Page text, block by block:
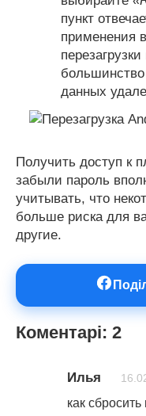
пункт
применения
данных
Получить доступ к
забыли пароль
учитывать, что
больше риска для
другие.
Коментарі: 2
Илья
как